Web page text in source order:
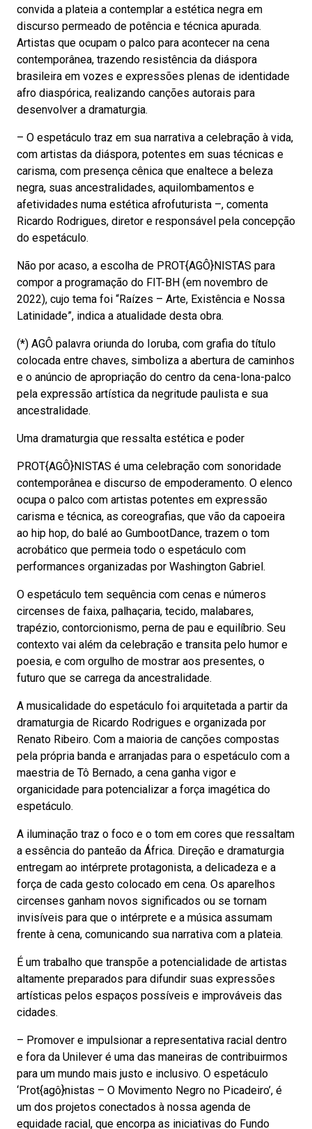
convida a plateia a contemplar a estética negra em
discurso permeado de potência e técnica apurada.
Artistas que ocupam o palco para acontecer na cena
contemporânea, trazendo resistência da diáspora
brasileira em vozes e expressões plenas de identidade
afro diaspórica, realizando canções autorais para
desenvolver a dramaturgia.
– O espetáculo traz em sua narrativa a celebração à vida,
com artistas da diáspora, potentes em suas técnicas e
carisma, com presença cênica que enaltece a beleza
negra, suas ancestralidades, aquilombamentos e
afetividades numa estética afrofuturista –, comenta
Ricardo Rodrigues, diretor e responsável pela concepção
do espetáculo.
Não por acaso, a escolha de PROT{AGÔ}NISTAS para
compor a programação do FIT-BH (em novembro de
2022), cujo tema foi “Raízes – Arte, Existência e Nossa
Latinidade”, indica a atualidade desta obra.
(*) AGÔ palavra oriunda do Ioruba, com grafia do título
colocada entre chaves, simboliza a abertura de caminhos
e o anúncio de apropriação do centro da cena-lona-palco
pela expressão artística da negritude paulista e sua
ancestralidade.
Uma dramaturgia que ressalta estética e poder
PROT{AGÔ}NISTAS é uma celebração com sonoridade
contemporânea e discurso de empoderamento. O elenco
ocupa o palco com artistas potentes em expressão
carisma e técnica, as coreografias, que vão da capoeira
ao hip hop, do balé ao GumbootDance, trazem o tom
acrobático que permeia todo o espetáculo com
performances organizadas por Washington Gabriel.
O espetáculo tem sequência com cenas e números
circenses de faixa, palhaçaria, tecido, malabares,
trapézio, contorcionismo, perna de pau e equilíbrio. Seu
contexto vai além da celebração e transita pelo humor e
poesia, e com orgulho de mostrar aos presentes, o
futuro que se carrega da ancestralidade.
A musicalidade do espetáculo foi arquitetada a partir da
dramaturgia de Ricardo Rodrigues e organizada por
Renato Ribeiro. Com a maioria de canções compostas
pela própria banda e arranjadas para o espetáculo com a
maestria de Tô Bernado, a cena ganha vigor e
organicidade para potencializar a força imagética do
espetáculo.
A iluminação traz o foco e o tom em cores que ressaltam
a essência do panteão da África. Direção e dramaturgia
entregam ao intérprete protagonista, a delicadeza e a
força de cada gesto colocado em cena. Os aparelhos
circenses ganham novos significados ou se tornam
invisíveis para que o intérprete e a música assumam
frente à cena, comunicando sua narrativa com a plateia.
É um trabalho que transpõe a potencialidade de artistas
altamente preparados para difundir suas expressões
artísticas pelos espaços possíveis e improváveis das
cidades.
– Promover e impulsionar a representativa racial dentro
e fora da Unilever é uma das maneiras de contribuirmos
para um mundo mais justo e inclusivo. O espetáculo
‘Prot{agô}nistas – O Movimento Negro no Picadeiro’, é
um dos projetos conectados à nossa agenda de
equidade racial, que encorpa as iniciativas do Fundo